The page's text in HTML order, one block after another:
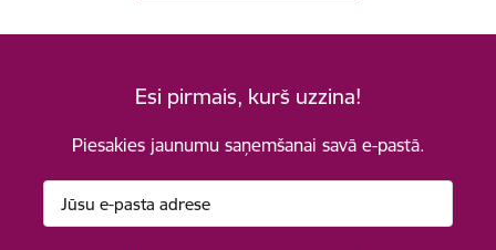
Esi pirmais, kurš uzzina!
Piesakies jaunumu saņemšanai savā e-pastā.